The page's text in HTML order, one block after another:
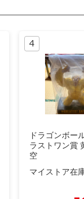
ドラゴンボー
ラストワン賞
空
マイストア在